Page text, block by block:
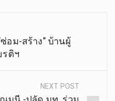
อม-สร้าง” บ้านผู้
รติฯ
NEXT POST